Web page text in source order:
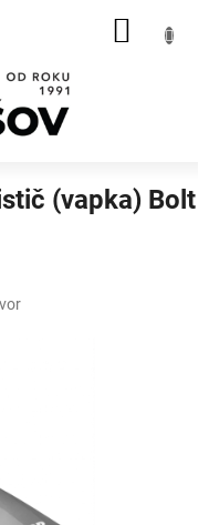
(vapka) Bolt